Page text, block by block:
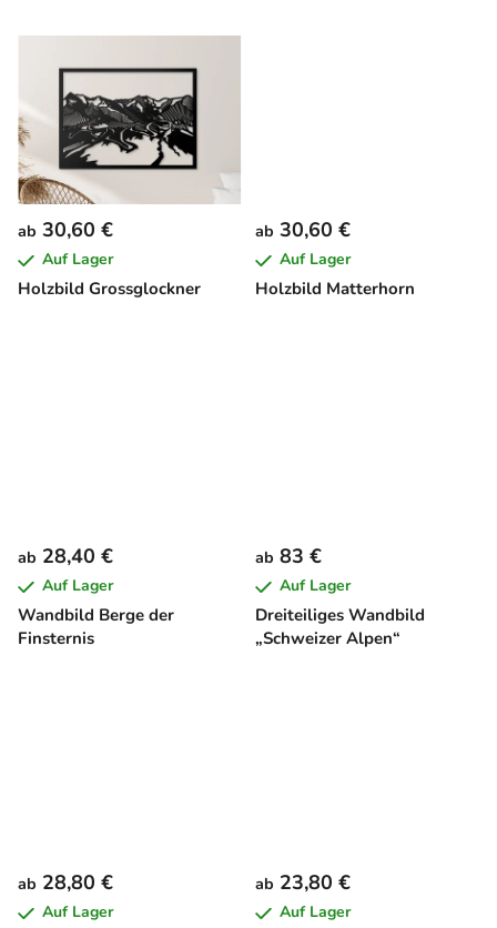
d
t
e
Holzbild Grossglockner
ab 30,60 €
Auf Lager
Holzbild Matterhorn
ab 30,60 €
Auf Lager
Wandbild Berge der
Finsternis
ab 28,40 €
Auf Lager
Dreiteiliges Wandbild
„Schweizer Alpen“
ab 83 €
Auf Lager
ab 28,80 €
Auf Lager
ab 23,80 €
Auf Lager